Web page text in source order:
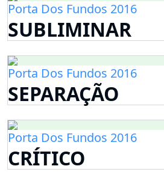
Porta Dos Fundos 2016
SUBLIMINAR
Porta Dos Fundos 2016
SEPARAÇÃO
Porta Dos Fundos 2016
CRÍTICO